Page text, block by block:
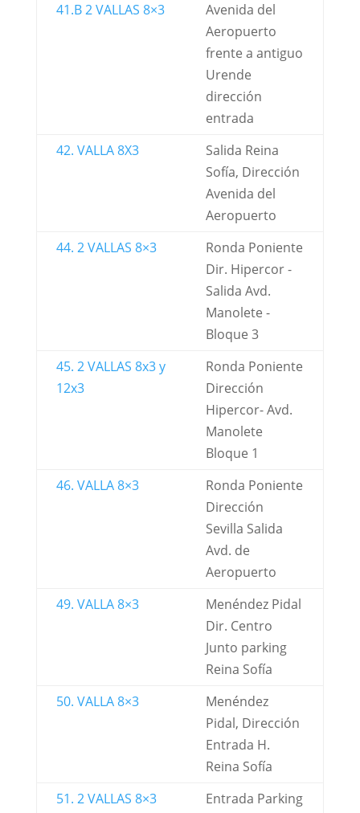
41.B 2 VALLAS 8×3
Avenida del
Aeropuerto
frente a antiguo
Urende
dirección
entrada
42. VALLA 8X3
Salida Reina
Sofía, Dirección
Avenida del
Aeropuerto
44. 2 VALLAS 8×3
Ronda Poniente
Dir. Hipercor -
Salida Avd.
Manolete -
Bloque 3
45. 2 VALLAS 8x3 y
12x3
Ronda Poniente
Dirección
Hipercor- Avd.
Manolete
Bloque 1
46. VALLA 8×3
Ronda Poniente
Dirección
Sevilla Salida
Avd. de
Aeropuerto
49. VALLA 8×3
Menéndez Pidal
Dir. Centro
Junto parking
Reina Sofía
50. VALLA 8×3
Menéndez
Pidal, Dirección
Entrada H.
Reina Sofía
51. 2 VALLAS 8×3
Entrada Parking